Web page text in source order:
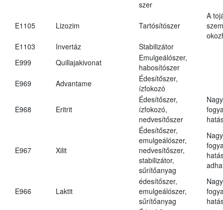
szer
E1105 Lizozim Tartósítószer
A
E1103
Invertáz
Stabilizátor
E999
Quillajakivonat
Emulgeálószer,
habosítószer
E969
Advantame
Édesítőszer,
ízfokozó
E968 Eritrit
Édesítőszer,
ízfokozó,
nedvesítőszer
E967 Xilit
Édesítőszer,
emulgeálószer,
nedvesítőszer,
stabilizátor,
sűrítőanyag
E966 Laktit
édesítőszer,
emulgeálószer,
sűrítőanyag